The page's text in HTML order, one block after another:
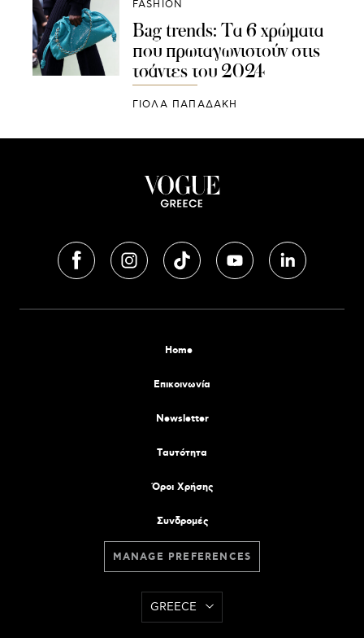
FASHION
Bag trends: Τα 6 χρώματα
που πρωταγωνιστούν στις
τσάντες του 2024
ΓΙΌΛΑ ΠΑΠΑΔΆΚΗ
Home
Επικοινωνία
Newsletter
Tαυτότητα
Όροι Χρήσης
Συνδρομές
MANAGE PREFERENCES
GREECE